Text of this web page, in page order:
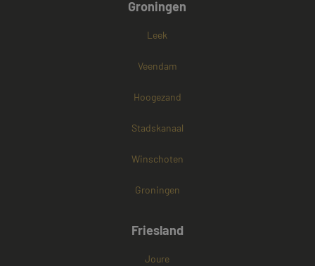
Groningen
Leek
Veendam
Hoogezand
Stadskanaal
Winschoten
Groningen
Friesland
Joure